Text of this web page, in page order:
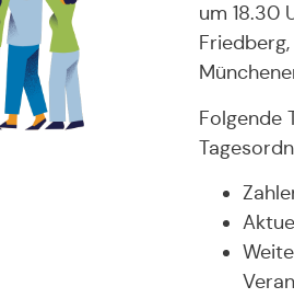
um 18.30
Folgende